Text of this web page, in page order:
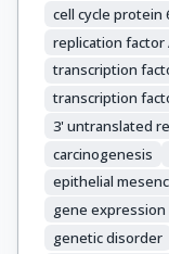
cell cycle protein
replication factor
transcription
transcription
3' untranslated
carcinogenesis
epithelial
gene
genetic disorder